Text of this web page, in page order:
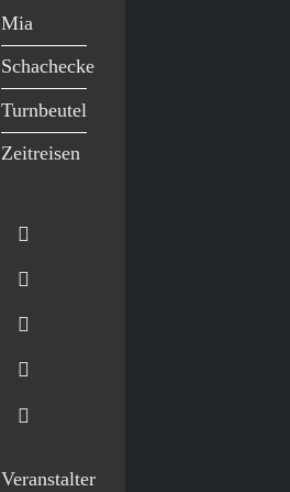
Mia
Schachecke
Turnbeutel
Zeitreisen
Veranstalter